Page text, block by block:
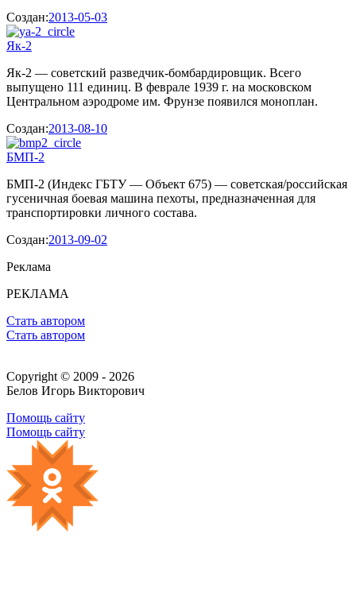
Создан:2013-05-03
Як-2
Як-2 — советский разведчик-бомбардировщик. Всего
выпущено 111 единиц. В феврале 1939 г. на московском
Центральном аэродроме им. Фрунзе появился моноплан.
Создан:2013-08-10
БМП-2
БМП-2 (Индекс ГБТУ — Объект 675) — советская/российская
гусеничная боевая машина пехоты, предназначенная для
транспортировки личного состава.
Создан:2013-09-02
Реклама
РЕКЛАМА
Стать автором
Стать автором
Copyright © 2009 - 2026
Белов Игорь Викторович
Помощь сайту
Помощь сайту